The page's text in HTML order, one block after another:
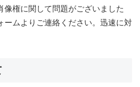
像権に関して問題がございました
ームよりご連絡ください。迅速に対